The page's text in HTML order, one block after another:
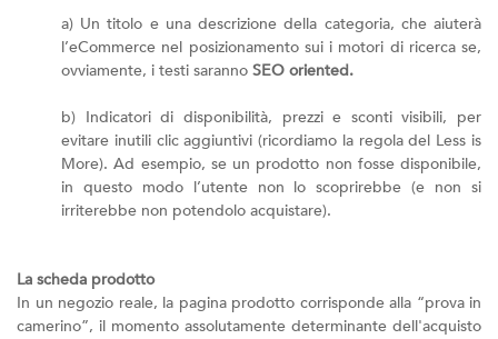
a) Un titolo e una descrizione della categoria, che aiuterà
l’eCommerce nel posizionamento sui i motori di ricerca se,
ovviamente, i testi saranno SEO oriented.
b) Indicatori di disponibilità, prezzi e sconti visibili, per
evitare inutili clic aggiuntivi (ricordiamo la regola del Less is
More). Ad esempio, se un prodotto non fosse disponibile,
in questo modo l’utente non lo scoprirebbe (e non si
irriterebbe non potendolo acquistare).
La scheda prodotto
In un negozio reale, la pagina prodotto corrisponde alla “prova in
camerino”, il momento assolutamente determinante dell'acquisto